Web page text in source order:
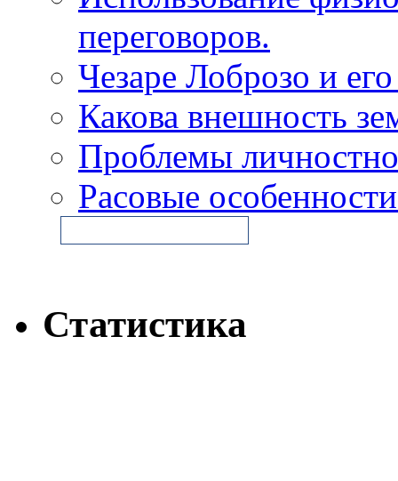
переговоров.
Чезаре Лоброзо и
Какова внешность
Проблемы
Расовые
Статистика